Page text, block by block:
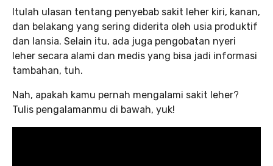
Itulah ulasan tentang penyebab sakit leher kiri, kanan,
dan belakang yang sering diderita oleh usia produktif
dan lansia. Selain itu, ada juga pengobatan nyeri
leher secara alami dan medis yang bisa jadi informasi
tambahan, tuh.
Nah, apakah kamu pernah mengalami sakit leher?
Tulis pengalamanmu di bawah, yuk!